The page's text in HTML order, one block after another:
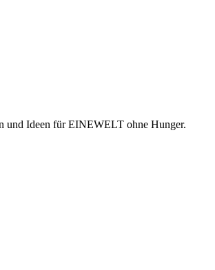
und Ideen für EINEWELT ohne Hunger.